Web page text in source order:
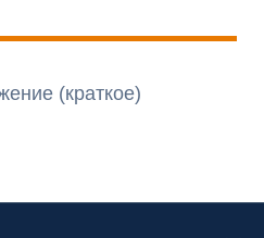
(краткое)